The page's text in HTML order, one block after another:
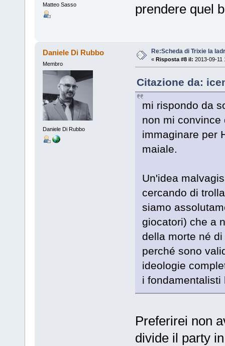
Matteo Sasso
prendere quel
Daniele Di Rubbo
Membro
Daniele Di Rubbo
Re:Scheda di Trixie la
« Risposta #8 il: 2013-09-11
Citazione da:
mi rispondo da
non mi convince
immaginare per
maiale.
Un'idea
cercando di
siamo
giocatori) che a
della morte né
perché sono
ideologie
i fondamentalisti
Preferirei non
divide il party